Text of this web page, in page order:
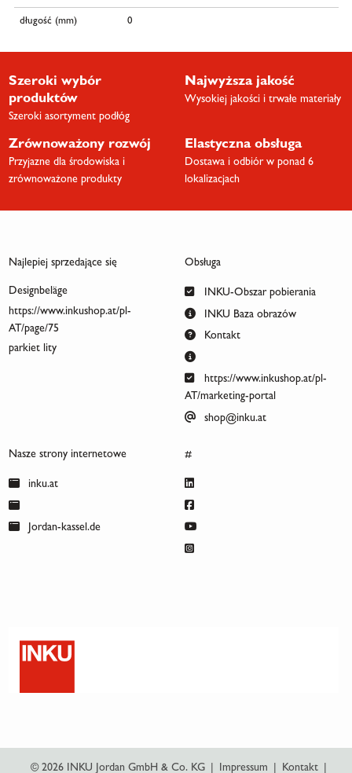
długość (mm) 0
Szeroki wybór
produktów
Szeroki asortyment podłóg
Najwyższa jakość
Wysokiej jakości i trwałe materiały
Zrównoważony rozwój
Przyjazne dla środowiska i
zrównoważone produkty
Elastyczna obsługa
Dostawa i odbiór w ponad 6
lokalizacjach
Najlepiej sprzedające się
Designbeläge
https://www.inkushop.at/pl-
AT/page/75
parkiet lity
Obsługa
INKU-Obszar pobierania
INKU Baza obrazów
Kontakt
https://www.inkushop.at/pl-
AT/marketing-portal
shop@inku.at
Nasze strony internetowe
inku.at
Jordan-kassel.de
#
© 2026 INKU Jordan GmbH & Co. KG Impressum Kontakt